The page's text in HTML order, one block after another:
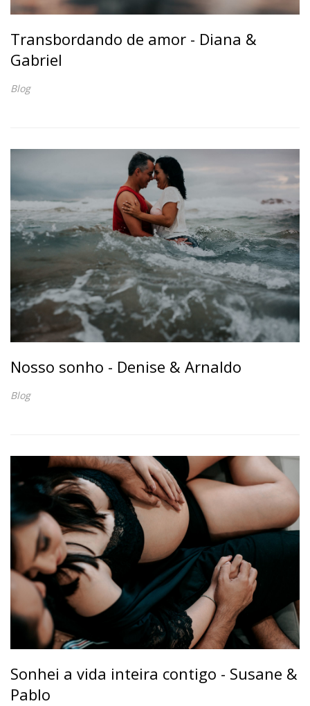
Transbordando de amor - Diana &
Gabriel
Blog
Nosso sonho - Denise & Arnaldo
Blog
Sonhei a vida inteira contigo - Susane &
Pablo